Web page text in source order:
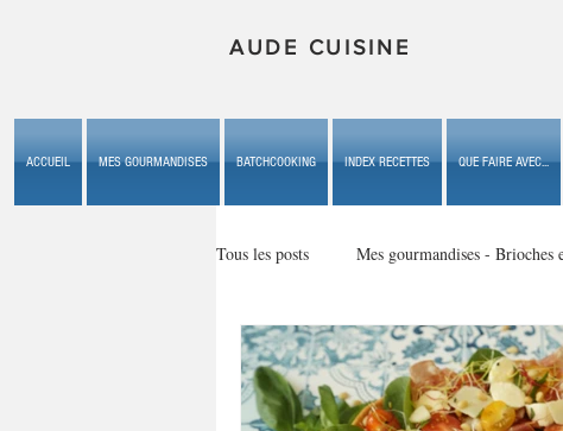
AUDE CUISINE
ACCUEIL MES GOURMANDISES BATCHCOOKING INDEX RECETTES QUE FAIRE AVEC...
Tous les posts Mes gourmandises - Brioches
Mes gourmandises - les gâteaux du b